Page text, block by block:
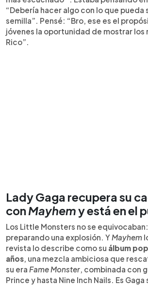
“Debería hacer algo con lo que pueda
semilla”. Pensé: “Bro, ese es el
jóvenes la oportunidad de mostrar los
Rico”.
Lady Gaga recupera su
conMayhemy está en el
Los Little Monsters no se
preparando una explosión. Y Mayhem
revista lo describe como su álbum
años , una mezcla ambiciosa que
su era Fame Monster , combinada con
Prince y hasta Nine Inch Nails. Es Gaga